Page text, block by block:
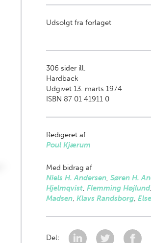
Udsolgt fra forlaget
306 sider ill.
Hardback
Udgivet 13. marts 1974
ISBN 87 01 41911 0
Redigeret af
Poul Kjærum
Med bidrag af
Niels H. Andersen, Søren H.
Hjelmqvist, Flemming Højlund,
Madsen, Klavs Randsborg,
Del: